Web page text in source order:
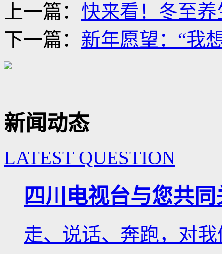
上一篇： 快来看！冬至
下一篇： 新年愿望：“我
新闻动态
LATEST QUESTION
四川电视台与您共
走、说话、奔跑，对